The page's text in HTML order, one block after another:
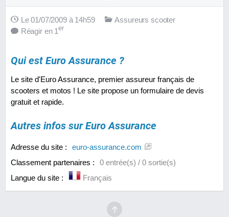
Le 01/07/2009 à 14h59
Assureurs scooter
Réagir en 1er
Qui est Euro Assurance ?
Le site d'Euro Assurance, premier assureur français de
scooters et motos ! Le site propose un formulaire de devis
gratuit et rapide.
Autres infos sur Euro Assurance
Adresse du site :
euro-assurance.com
Classement partenaires :
0 entrée(s) / 0 sortie(s)
Langue du site :
Français